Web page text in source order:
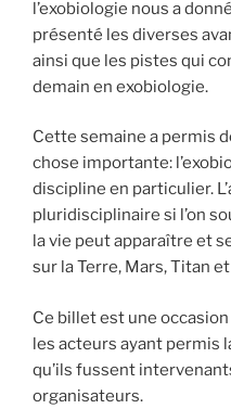
l’exobiologie nous a
présenté les diverses
ainsi que les pistes qui
demain en exobiologie.
Cette semaine a permis
chose importante:
discipline en particulier.
pluridisciplinaire si l’on
la vie peut apparaître et
sur la Terre, Mars, Titan
Ce billet est une
les acteurs ayant permis
qu’ils fussent
organisateurs.